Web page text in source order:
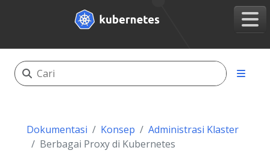
Dokumentasi Konsep
Administrasi Klaster
Berbagai Proxy di Kubernetes